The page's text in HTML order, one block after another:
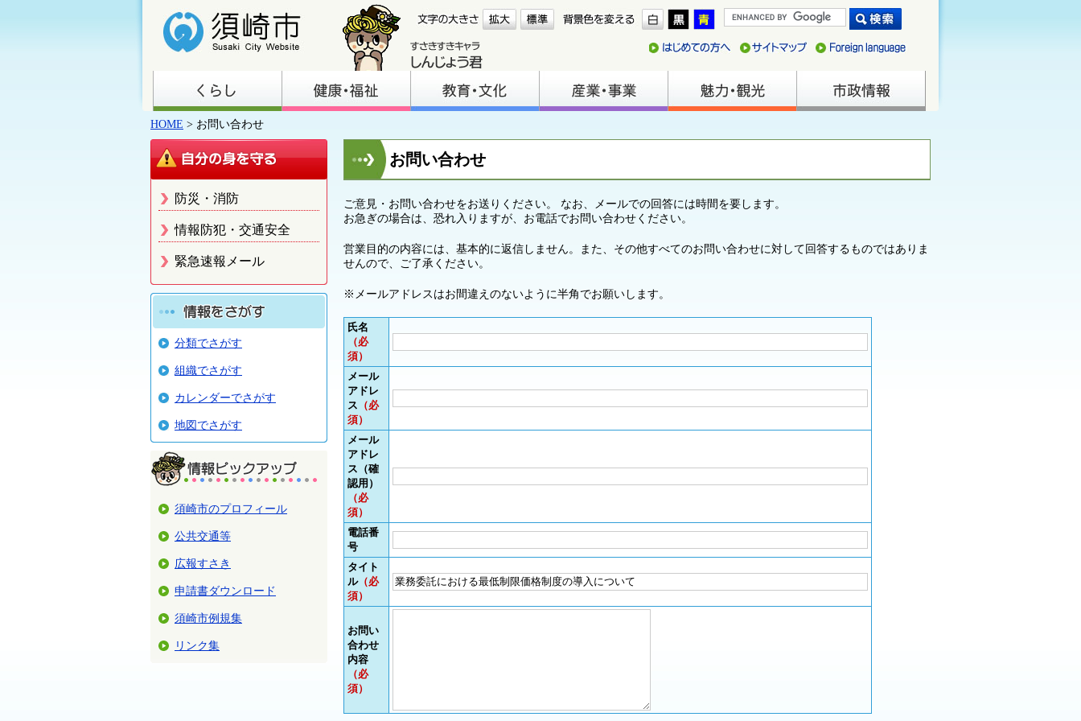
HOME > お問い合わせ
防災・消防
情報防犯・交通安全
緊急速報メール
分類でさがす
組織でさがす
カレンダーでさがす
地図でさがす
須崎市のプロフィール
公共交通等
広報すさき
申請書ダウンロード
須崎市例規集
リンク集
お問い合わせ
ご意見・お問い合わせをお送りください。 なお、メールでの回答には時間を要します。
お急ぎの場合は、恐れ入りますが、お電話でお問い合わせください。
営業目的の内容には、基本的に返信しません。また、その他すべてのお問い合わせに対して回答するものではありま
せんので、ご了承ください。
※メールアドレスはお間違えのないように半角でお願いします。
氏名
（必
須）
メール
アドレ
ス （必
須）
メール
アドレ
ス（確
認用）
（必
須）
電話番
号
タイト
ル（必
須）
お問い
合わせ
内容
（必
須）